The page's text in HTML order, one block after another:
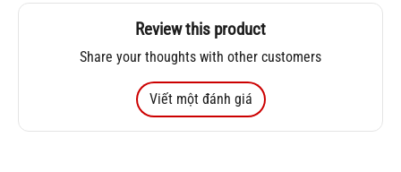
Review this product
Share your thoughts with other customers
Viết một đánh giá